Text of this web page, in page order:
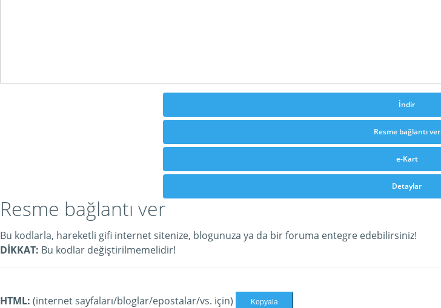
İndir
Resme bağlantı ver
e-Kart
Detaylar
Resme bağlantı ver
Bu kodlarla, hareketli gifi internet sitenize, blogunuza ya da bir foruma entegre edebilirsiniz!
DİKKAT: Bu kodlar değiştirilmemelidir!
HTML: (internet sayfaları/bloglar/epostalar/vs. için) Kopyala